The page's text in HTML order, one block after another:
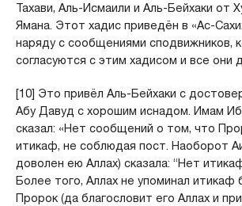
Тахави, Аль-Исмаили и Аль-Бейхаки от
Ямана. Этот хадис приведён в «Ас-
наряду с сообщениями сподвижников,
согласуются с этим хадисом и все они
[10] Это привёл Аль-Бейхаки с
Абу Давуд с хорошим иснадом. Имам
сказал: «Нет сообщений о том, что
итикаф, не соблюдая пост. Наоборот
доволен ею Аллах) сказала: “Нет
Более того, Аллах не упоминал итикаф
Пророк (да благословит его Аллах и